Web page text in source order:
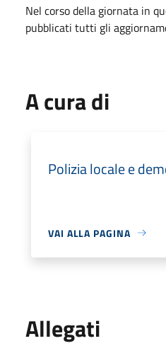
Nel corso della giornata in
pubblicati tutti gli
A cura di
Polizia locale e
VAI ALLA PAGINA
Allegati